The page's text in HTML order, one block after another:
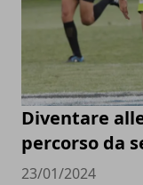
Diventare
percorso da
23/01/2024